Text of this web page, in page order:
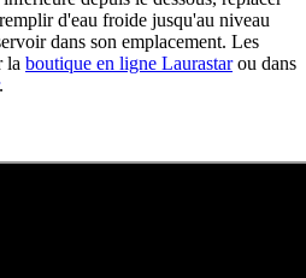
d'eau froide jusqu'au niveau
dans son emplacement. Les
la boutique en ligne Laurastarou dans
.